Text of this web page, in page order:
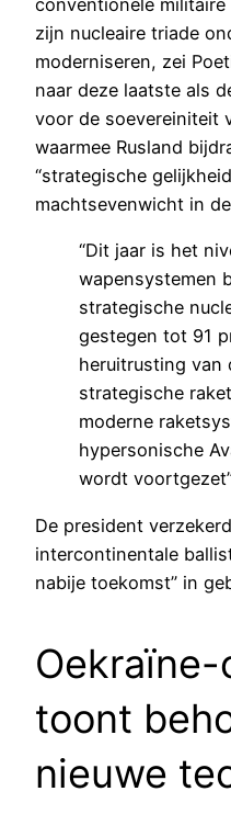
conventionele
zijn nucleaire triade
moderniseren, zei
naar deze laatste als
voor de soevereiniteit
waarmee Rusland
“strategische
machtsevenwicht in de
“Dit jaar is het
wapensystemen
strategische
gestegen tot 91
heruitrusting van
strategische
moderne
hypersonische
wordt
De president
intercontinentale
nabije toekomst” in
toont
nieuwe